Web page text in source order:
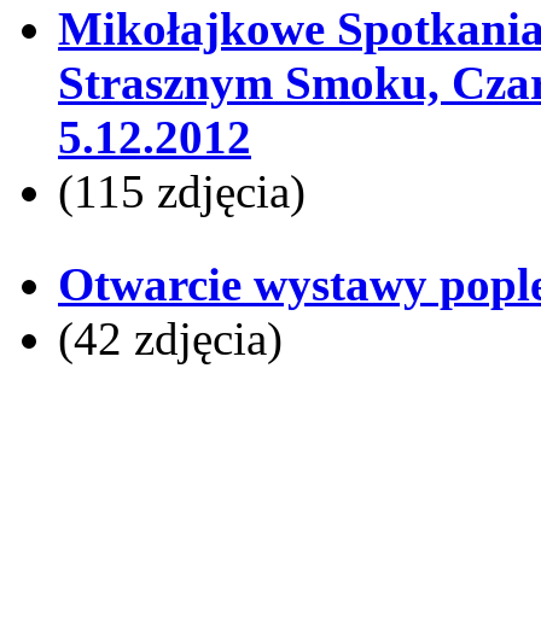
Mikołajkowe
Strasznym Smoku,
5.12.2012
(115 zdjęcia)
Otwarcie wystawy
(42 zdjęcia)